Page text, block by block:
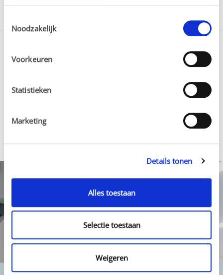
Noodzakelijk
Voorkeuren
Statistieken
Marketing
Details tonen
Alles toestaan
Selectie toestaan
Weigeren